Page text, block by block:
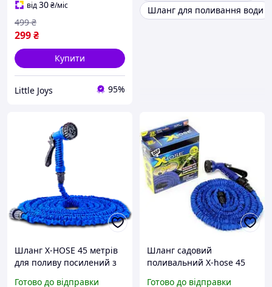
режимів розпилення
від30₴/міс
299₴
499 ₴
Купити
Little Joys 95%
Шланг для поливання води
Шланг X-HOSE 45 метрів
для поливу посилений з
Готово до відправки
Шланг садовий
поливальний X-hose 45
Готово до відправки